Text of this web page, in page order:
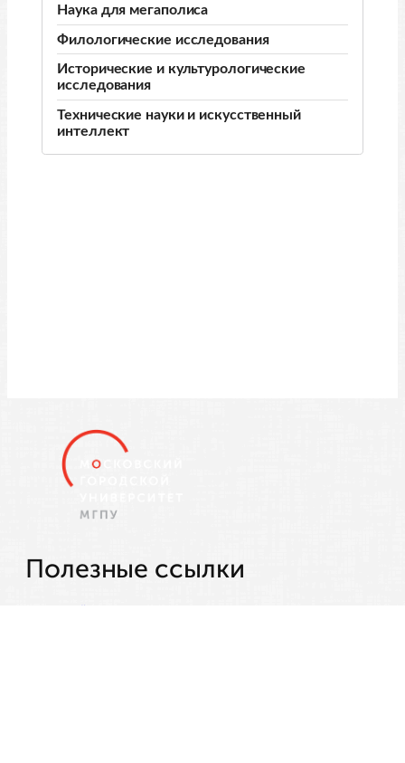
Наука для мегаполиса
Филологические исследования
Исторические и культурологические
исследования
Технические науки и искусственный
интеллект
Полезные ссылки